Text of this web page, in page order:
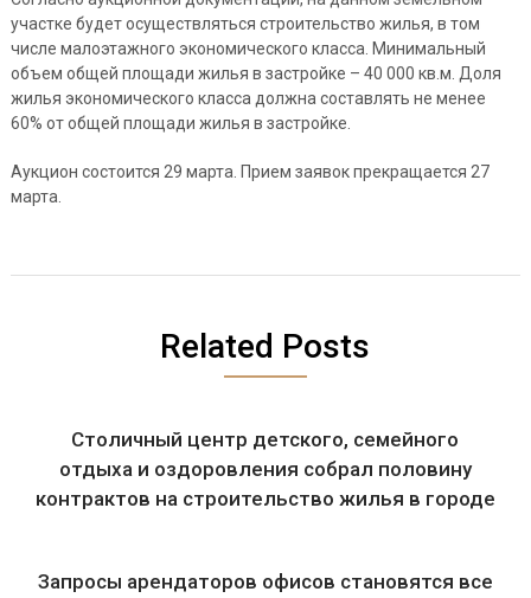
участке будет осуществляться строительство жилья, в том
числе малоэтажного экономического класса. Минимальный
объем общей площади жилья в застройке – 40 000 кв.м. Доля
жилья экономического класса должна составлять не менее
60% от общей площади жилья в застройке.
Аукцион состоится 29 марта. Прием заявок прекращается 27
марта.
Related Posts
Столичный центр детского, семейного
отдыха и оздоровления собрал половину
контрактов на строительство жилья в городе
Запросы арендаторов офисов становятся все